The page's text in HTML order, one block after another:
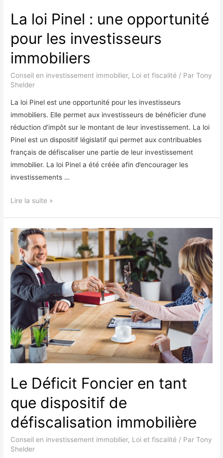
La loi Pinel : une opportunité
pour les investisseurs
immobiliers
Conseil en investissement immobilier, Loi et fiscalité / ParTony
Shelder
La loi Pinel est une opportunité pour les investisseurs
immobiliers. Elle permet aux investisseurs de bénéficier d’une
réduction d’impôt sur le montant de leur investissement. La loi
Pinel est un dispositif législatif qui permet aux contribuables
français de défiscaliser une partie de leur investissement
immobilier. La loi Pinel a été créée afin d’encourager les
investissements …
La
une
opportunité
pour
les
investisseurs
immobiliers
Lire la suite »
Le Déficit Foncier en tant
que dispositif de
défiscalisation immobilière
Conseil en investissement immobilier, Loi et fiscalité / ParTony
Shelder